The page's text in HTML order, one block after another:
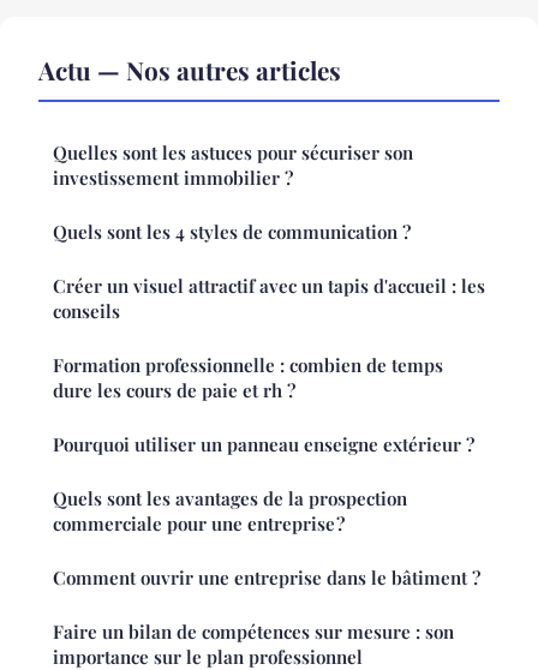
Actu — Nos autres articles
Quelles sont les astuces pour sécuriser son
investissement immobilier ?
Quels sont les 4 styles de communication ?
Créer un visuel attractif avec un tapis d'accueil : les
conseils
Formation professionnelle : combien de temps
dure les cours de paie et rh ?
Pourquoi utiliser un panneau enseigne extérieur ?
Quels sont les avantages de la prospection
commerciale pour une entreprise ?
Comment ouvrir une entreprise dans le bâtiment ?
Faire un bilan de compétences sur mesure : son
importance sur le plan professionnel